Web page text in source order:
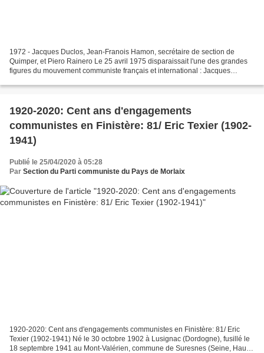
1972 - Jacques Duclos, Jean-Franois Hamon, secrétaire de section de
Quimper, et Piero Rainero Le 25 avril 1975 disparaissait l'une des grandes
figures du mouvement communiste français et international : Jacques
1920-2020: Cent ans d'engagements
communistes en Finistère: 81/ Eric Texier (1902-
1941)
Publié le 25/04/2020 à 05:28
Par Section du Parti communiste du Pays de Morlaix
1920-2020: Cent ans d'engagements communistes en Finistère: 81/ Eric
Texier (1902-1941) Né le 30 octobre 1902 à Lusignac (Dordogne), fusillé le
18 septembre 1941 au Mont-Valérien, commune de Suresnes (Seine, Hauts-